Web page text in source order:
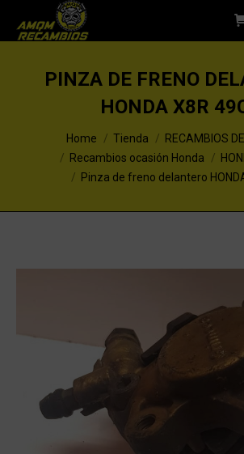
PINZA DE FRENO
HONDA X8R
You are here:Home Tienda
RECAMBIOS
Recambios ocasión Honda
Pinza de freno delantero